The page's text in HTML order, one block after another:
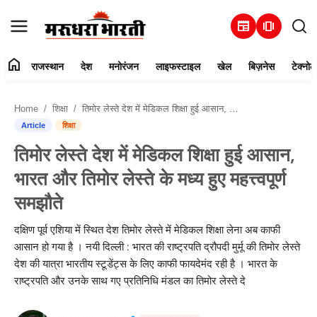
newspaper amp_stories
संपर्क करें
राजस्थान
देश
मनोरंजन
लाइफस्टाइल
home राजस्थान देश मनोरंजन लाइफस्टाइल खेल बिज़नेस
Home शिक्षा तिमोर लेस्ते देश में मेडिकल शिक्षा हुई आसान, भारत और तिमोर लेस्ते के मध्य हुए महत्त्वपूर्ण समझौते
Article शिक्षा
तिमोर लेस्ते देश में मेडिकल शिक्षा हुई आसान,
भारत और तिमोर लेस्ते के मध्य हुए महत्त्वपूर्ण
समझौते
दक्षिण पूर्व एशिया में स्थित देश तिमोर लेस्ते में मेडिकल शिक्षा लेना अब काफी
आसान हो गया है । नयी दिल्ली : भारत की राष्ट्रपति द्रौपदी मुर्मू की तिमोर लेस्ते
देश की यात्रा भारतीय स्टूडेंट्स के लिए काफी फायदेमंद रही है । भारत के
राष्ट्रपति और उनके साथ गए प्रतिनिधि मंडल का तिमोर लेस्ते दे